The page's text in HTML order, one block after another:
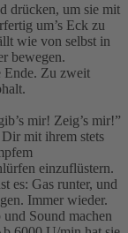
drücken, um sie mit
um’s Eck zu
wie von selbst in
bewegen.
Ende. Zu zweit
mir! Zeig’s mir!”
mit ihrem stets
einzuflüstern.
es: Gas runter, und
Immer wieder.
und Sound machen